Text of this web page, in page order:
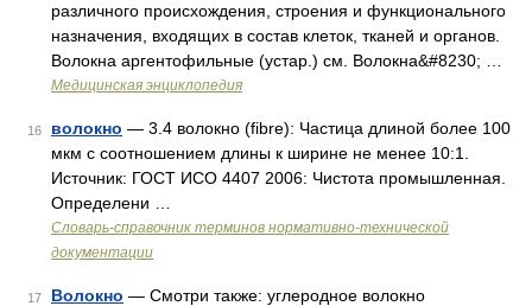
различного происхождения, строения и функционального
назначения, входящих в состав клеток, тканей и органов.
Волокна аргентофильные (устар.) см. Волокна&#8230; …
Медицинская энциклопедия
16 волокно — 3.4 волокно (fibre): Частица длиной более 100
мкм с соотношением длины к ширине не менее 10:1.
Источник: ГОСТ ИСО 4407 2006: Чистота промышленная.
Определени …
Словарь-справочник терминов нормативно-технической
документации
17 Волокно — Смотри также: углеродное волокно